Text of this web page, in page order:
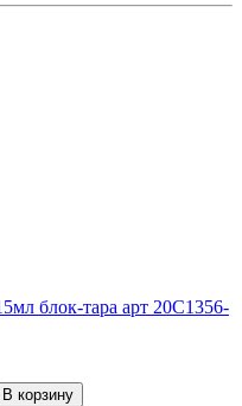
блок-тара арт 20С1356-
В корзину